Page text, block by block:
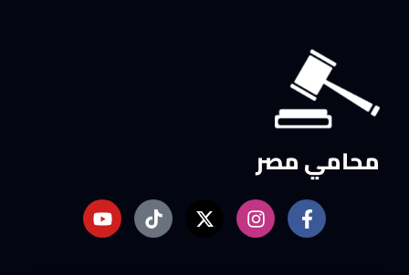
محامي مصر